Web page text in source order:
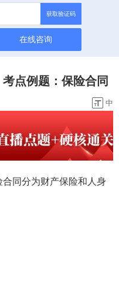
获取验证码
在线咨询
点例题：保险合同
中
同分为财产保险和人身